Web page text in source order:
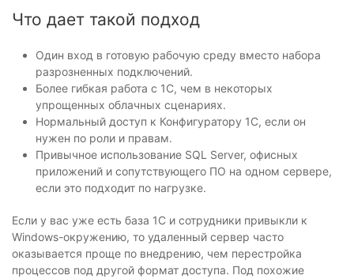
Что дает такой подход
Один вход в готовую рабочую среду вместо набора
разрозненных подключений.
Более гибкая работа с 1С, чем в некоторых
упрощенных облачных сценариях.
Нормальный доступ к Конфигуратору 1С, если он
нужен по роли и правам.
Привычное использование SQL Server, офисных
приложений и сопутствующего ПО на одном сервере,
если это подходит по нагрузке.
Если у вас уже есть база 1С и сотрудники привыкли к
Windows-окружению, то удаленный сервер часто
оказывается проще по внедрению, чем перестройка
процессов под другой формат доступа. Под похожие